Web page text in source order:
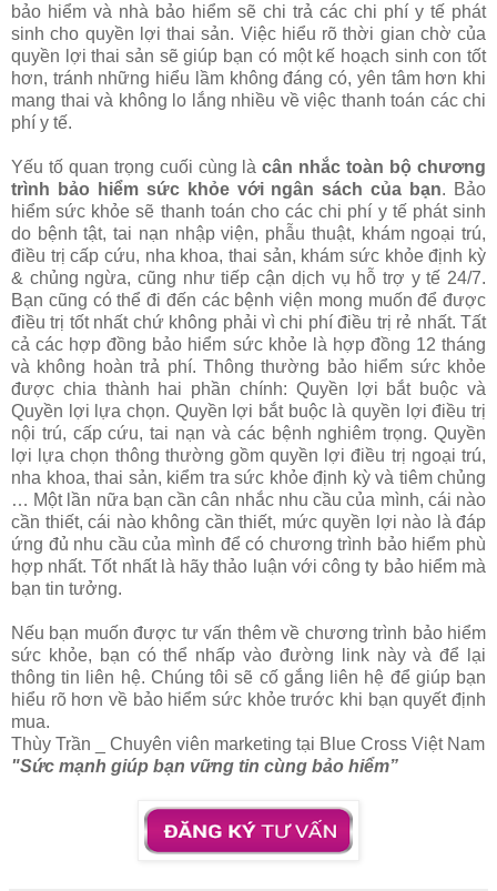
bảo hiểm và nhà bảo hiểm sẽ chi trả các chi phí y tế phát
sinh cho quyền lợi thai sản. Việc hiểu rõ thời gian chờ của
quyền lợi thai sản sẽ giúp bạn có một kế hoạch sinh con tốt
hơn, tránh những hiểu lầm không đáng có, yên tâm hơn khi
mang thai và không lo lắng nhiều về việc thanh toán các chi
phí y tế.
Yếu tố quan trọng cuối cùng làcân nhắc toàn bộ chương
trình bảo hiểm sức khỏe với ngân sách của bạn. Bảo
hiểm sức khỏe sẽ thanh toán cho các chi phí y tế phát sinh
do bệnh tật, tai nạn nhập viện, phẫu thuật, khám ngoại trú,
điều trị cấp cứu, nha khoa, thai sản, khám sức khỏe định kỳ
& chủng ngừa, cũng như tiếp cận dịch vụ hỗ trợ y tế 24/7.
Bạn cũng có thể đi đến các bệnh viện mong muốn để được
điều trị tốt nhất chứ không phải vì chi phí điều trị rẻ nhất. Tất
cả các hợp đồng bảo hiểm sức khỏe là hợp đồng 12 tháng
và không hoàn trả phí. Thông thường bảo hiểm sức khỏe
được chia thành hai phần chính: Quyền lợi bắt buộc và
Quyền lợi lựa chọn. Quyền lợi bắt buộc là quyền lợi điều trị
nội trú, cấp cứu, tai nạn và các bệnh nghiêm trọng. Quyền
lợi lựa chọn thông thường gồm quyền lợi điều trị ngoại trú,
nha khoa, thai sản, kiểm tra sức khỏe định kỳ và tiêm chủng
… Một lần nữa bạn cần cân nhắc nhu cầu của mình, cái nào
cần thiết, cái nào không cần thiết, mức quyền lợi nào là đáp
ứng đủ nhu cầu của mình để có chương trình bảo hiểm phù
hợp nhất. Tốt nhất là hãy thảo luận với công ty bảo hiểm mà
bạn tin tưởng.
Nếu bạn muốn được tư vấn thêm về chương trình bảo hiểm
sức khỏe, bạn có thể nhấp vào đường link này và để lại
thông tin liên hệ. Chúng tôi sẽ cố gắng liên hệ để giúp bạn
hiểu rõ hơn về bảo hiểm sức khỏe trước khi bạn quyết định
mua.
Thùy Trần _ Chuyên viên marketing tại Blue Cross Việt Nam
"Sức mạnh giúp bạn vững tin cùng bảo hiểm”